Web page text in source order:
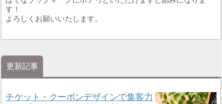
す！
よろしくお願いいたします。
更新記事
チケット・クーポンデザインで集客力